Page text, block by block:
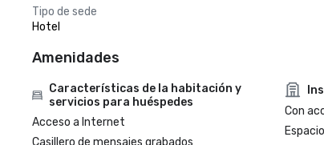
Tipo de sede
Hotel
Amenidades
Características de la habitación y
servicios para huéspedes
Acceso a Internet
Casillero de mensajes grabados
Con